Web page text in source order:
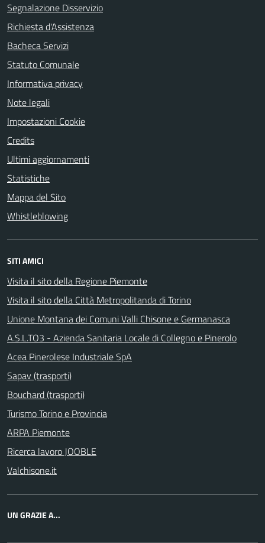
Segnalazione Disservizio
Richiesta d'Assistenza
Bacheca Servizi
Statuto Comunale
Informativa privacy
Note legali
Impostazioni Cookie
Credits
Ultimi aggiornamenti
Statistiche
Mappa del Sito
Whistleblowing
SITI AMICI
Visita il sito della Regione Piemonte
Visita il sito della Città Metropolitanda di Torino
Unione Montana dei Comuni Valli Chisone e Germanasca
A.S.L.TO3 - Azienda Sanitaria Locale di Collegno e Pinerolo
Acea Pinerolese Industriale SpA
Sapav (trasporti)
Bouchard (trasporti)
Turismo Torino e Provincia
ARPA Piemonte
Ricerca lavoro JOOBLE
Valchisone.it
UN GRAZIE A...